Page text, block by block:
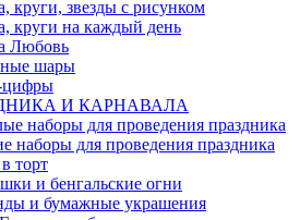
круги, звезды с рисунком
круги на каждый день
Любовь
шары
И КАРНАВАЛА
наборы для проведения праздника
наборы для проведения праздника
торт
и бенгальские огни
и бумажные украшения